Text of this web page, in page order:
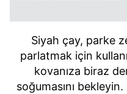
Siyah çay, parke
parlatmak için
kovanıza biraz
soğumasını